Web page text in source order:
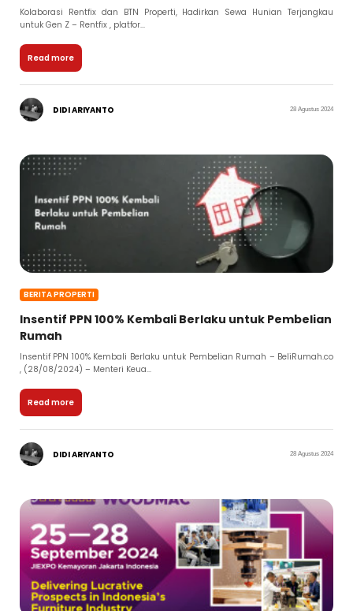
Kolaborasi Rentfix dan BTN Properti, Hadirkan Sewa Hunian Terjangkau
untuk Gen Z – Rentfix , platfor...
Read more
DIDI ARIYANTO 28 Agustus 2024
BERITA PROPERTI
Insentif PPN 100% Kembali Berlaku untuk Pembelian
Rumah
Insentif PPN 100% Kembali Berlaku untuk Pembelian Rumah – BeliRumah.co
, (28/08/2024) – Menteri Keua...
Read more
DIDI ARIYANTO 28 Agustus 2024